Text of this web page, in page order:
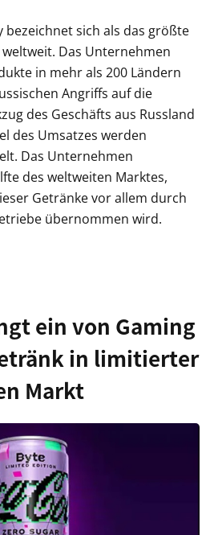
bezeichnet sich als das größte
Das Unternehmen
in mehr als 200 Ländern
Angriffs auf die
des Geschäfts aus Russland
des Umsatzes werden
Das Unternehmen
des weltweiten Marktes,
Getränke vor allem durch
übernommen wird.
ein von Gaming
in limitierter
Markt